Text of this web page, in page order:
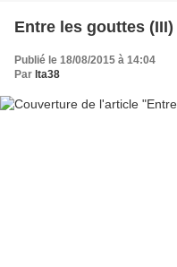
Entre les gouttes (III)
Publié le 18/08/2015 à 14:04
Par lta38